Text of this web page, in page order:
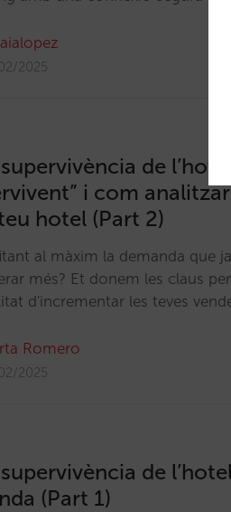
2025
de
i com
hotel (Part 2)
al màxim la demanda que
més? Et donem les claus
d'incrementar les teves
Romero
2025
de
(Part 1)